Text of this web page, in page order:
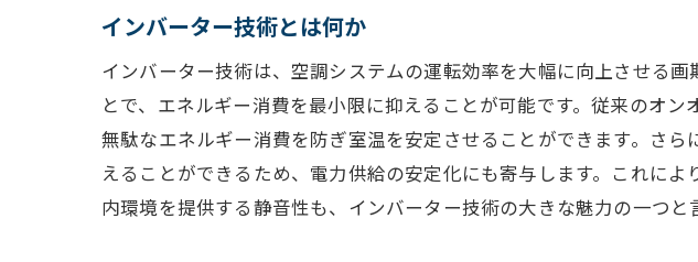
インバーター技術とは何か
インバーター技術は、空調システムの運転効率を大幅に向上させる
とで、エネルギー消費を最小限に抑えることが可能です。従来のオ
無駄なエネルギー消費を防ぎ室温を安定させることができます。さ
えることができるため、電力供給の安定化にも寄与します。これに
内環境を提供する静音性も、インバーター技術の大きな魅力の一つと